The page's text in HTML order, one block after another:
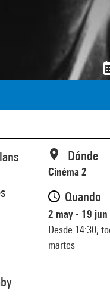
Dónde
Cinéma 2
Quando
2 may - 19 jun
Desde 14:30,
martes